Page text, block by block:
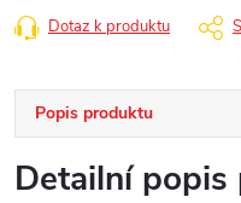
Dotaz k produktu
Popis produktu
Detailní